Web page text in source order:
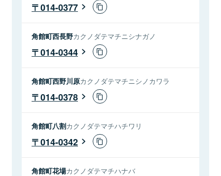
014-0377
角館町西長野カクノダテマチニシナガノ
014-0344
角館町西野川原カクノダテマチニシノカワラ
014-0378
角館町八割カクノダテマチハチワリ
014-0342
角館町花場カクノダテマチハナバ